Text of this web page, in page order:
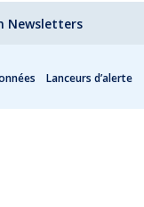
Newsletters
Lanceurs d’alerte